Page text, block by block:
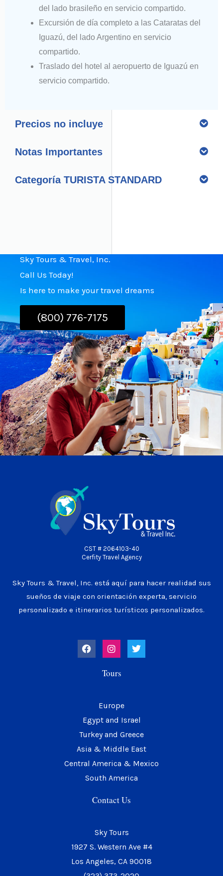
del lado brasileño en servicio compartido.
Excursión de día completo a las Cataratas del
Iguazú, del lado Argentino en servicio
compartido.
Traslado del hotel al aeropuerto de Iguazú en
servicio compartido.
Precios no incluye
Notas Importantes
Categoría TURISTA STANDARD
Sky Tours & Travel, Inc.
Call Us Today!
Is here to make your travel dreams
(800) 776-7175
CST # 2064103-40
Cerfity Travel Agency
Sky Tours & Travel, Inc. está aquí para hacer realidad sus
sueños de viaje con orientación experta, servicio
personalizado e itinerarios turísticos personalizados.
F
a
c
I
n
s
a
a
m
T
w
i
Tours
Europe
Egypt and Israel
Turkey and Greece
Asia & Middle East
Central America & Mexico
South America
Contact Us
Sky Tours
1927 S. Western Ave #4
Los Angeles, CA 90018